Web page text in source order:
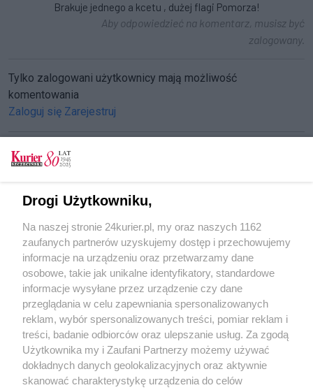
Brakuje jednego a kcetu , dużej flagi Pomorza!
Aby odpowiedzieć na komentarz, musisz być
zalogowany.
Tylko zalogowani użytkownicy mają możliwość
komentowania
Zaloguj się Zarejestruj
Zamek Książąt Pomorskich ma nowego starego
szefa. Barbara Igielska dyrektorem
Igielska dyrektorem na Zamku
POGODA
21℃
Zobacz prognozę na 3 dni
Drogi Użytkowniku,
Na naszej stronie 24kurier.pl, my oraz naszych 1162
zaufanych partnerów uzyskujemy dostęp i przechowujemy
informacje na urządzeniu oraz przetwarzamy dane
osobowe, takie jak unikalne identyfikatory, standardowe
informacje wysyłane przez urządzenie czy dane
przeglądania w celu zapewniania spersonalizowanych
reklam, wybór spersonalizowanych treści, pomiar reklam i
treści, badanie odbiorców oraz ulepszanie usług. Za zgodą
Użytkownika my i Zaufani Partnerzy możemy używać
dokładnych danych geolokalizacyjnych oraz aktywnie
skanować charakterystykę urządzenia do celów